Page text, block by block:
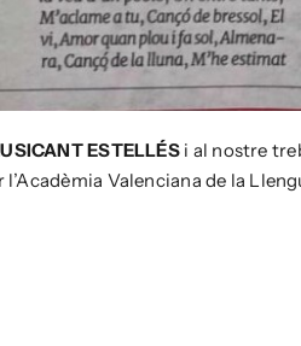
ESTELLÉSi al nostre
Valenciana de la